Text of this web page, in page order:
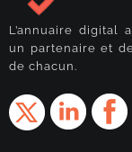
L’annuaire
un partenaire et
de chacun.